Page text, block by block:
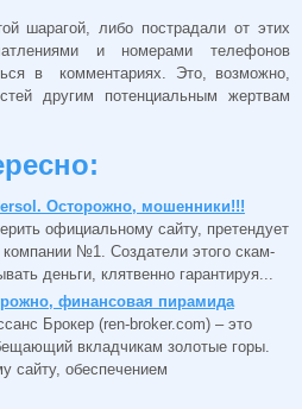
шарагой, либо пострадали от этих
и номерами телефонов
в комментариях. Это, возможно,
другим потенциальным жертвам
Осторожно, мошенники!!!
официальному сайту, претендует
компании №1. Создатели этого скам-
деньги, клятвенно гарантируя...
финансовая пирамида
Брокер (ren-broker.com) – это
вкладчикам золотые горы.
сайту, обеспечением